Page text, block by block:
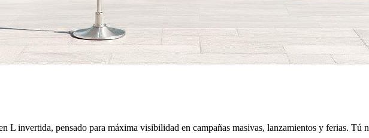
L invertida, pensado para máxima visibilidad en campañas masivas, lanzamientos y ferias. Tú